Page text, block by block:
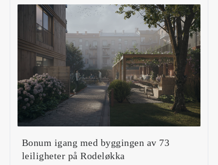
Bonum igang med byggingen av 73
leiligheter på Rodeløkka